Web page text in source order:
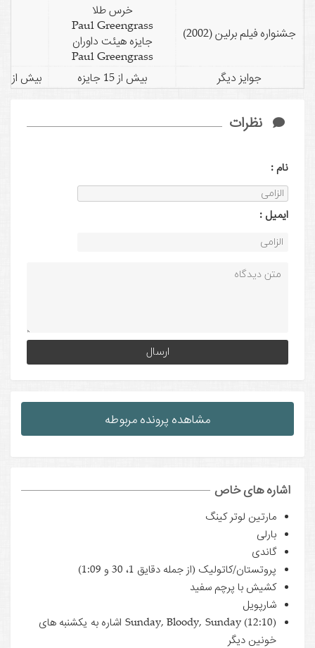
جشنواره فیلم برلین (2002)
خرس طلا
Paul Greengrass
جایزه هیئت داوران
Paul Greengrass
جوایز دیگر
بیش از 15 جایزه
نظرات
نام :
ايميل :
مشاهده پرونده مربوطه
اشاره های خاص
مارتین لوتر کینگ
بارلی
گاندی
پروتستان/کاتولیک (از جمله دقایق 1، 30 و 1:09)
کشیش با پرچم سفید
شارپویل
Sunday, Bloody, Sunday (12:10) اشاره به یکشنبه های
خونین دیگر